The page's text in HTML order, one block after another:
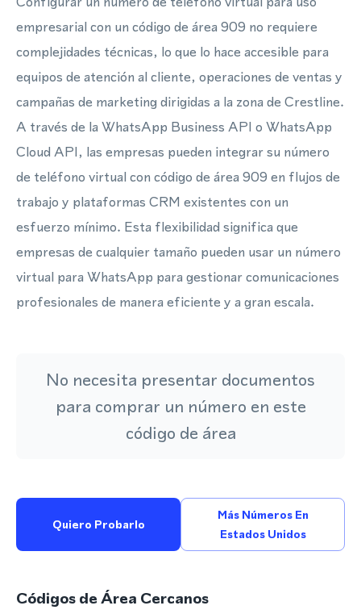
empresarial con un código de área 909 no requiere
complejidades técnicas, lo que lo hace accesible para
equipos de atención al cliente, operaciones de ventas y
campañas de marketing dirigidas a la zona de Crestline.
A través de la WhatsApp Business API o WhatsApp
Cloud API, las empresas pueden integrar su número
de teléfono virtual con código de área 909 en flujos de
trabajo y plataformas CRM existentes con un
esfuerzo mínimo. Esta flexibilidad significa que
empresas de cualquier tamaño pueden usar un número
virtual para WhatsApp para gestionar comunicaciones
profesionales de manera eficiente y a gran escala.
No necesita presentar documentos
para comprar un número en este
código de área
Quiero Probarlo
Más Números En
Estados Unidos
Códigos de Área Cercanos